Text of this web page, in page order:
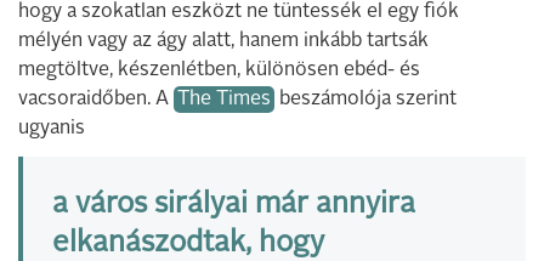
hogy a szokatlan eszközt ne tüntessék el egy fiók
mélyén vagy az ágy alatt, hanem inkább tartsák
megtöltve, készenlétben, különösen ebéd- és
vacsoraidőben. A
The Times beszámolója szerint
ugyanis
a város sirályai már annyira
elkanászodtak, hogy